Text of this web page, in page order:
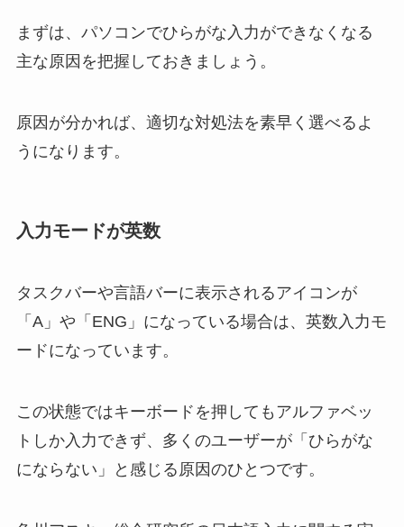
まずは、パソコンでひらがな入力ができなくなる
主な原因を把握しておきましょう。
原因が分かれば、適切な対処法を素早く選べるよ
うになります。
入力モードが英数
タスクバーや言語バーに表示されるアイコンが
「A」や「ENG」になっている場合は、英数入力モ
ードになっています。
この状態ではキーボードを押してもアルファベッ
トしか入力できず、多くのユーザーが「ひらがな
にならない」と感じる原因のひとつです。